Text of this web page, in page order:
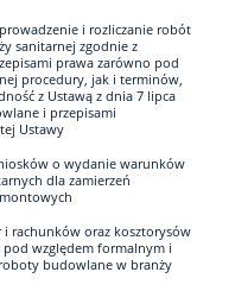
i rozliczanie robót
sanitarnej zgodnie z
prawa zarówno pod
procedury, jak i terminów,
z Ustawą z dnia 7 lipca
i przepisami
Ustawy
o wydanie warunków
dla zamierzeń
i rachunków oraz kosztorysów
względem formalnym i
budowlane w branży